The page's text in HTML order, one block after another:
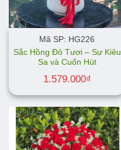
Mã SP: HG226
Sắc Hồng Đỏ Tươi – Sự Kiêu
Sa và Cuốn Hút
1.579.000₫